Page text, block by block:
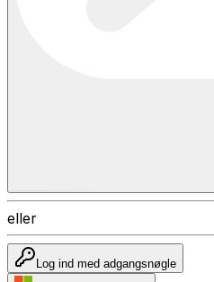
eller
Log ind med adgangsnøgle